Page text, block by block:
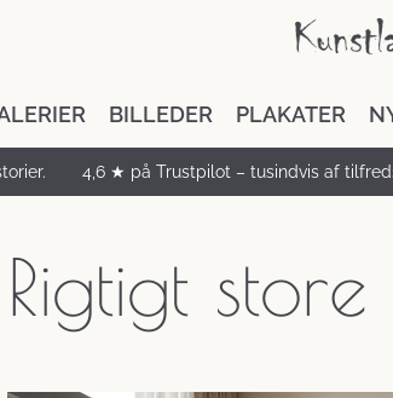
BILLEDER PLAKATER
4,6 ★ på Trustpilot – tusindvis af
Rigtigt